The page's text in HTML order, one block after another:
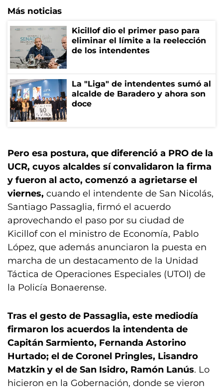
Más noticias
Kicillof dio el primer paso para
eliminar el límite a la reelección
de los intendentes
La "Liga" de intendentes sumó al
alcalde de Baradero y ahora son
doce
Pero esa postura, que diferenció a PRO de la
UCR, cuyos alcaldes sí convalidaron la firma
y fueron al acto, comenzó a agrietarse el
viernes, cuando el intendente de San Nicolás,
Santiago Passaglia, firmó el acuerdo
aprovechando el paso por su ciudad de
Kicillof con el ministro de Economía, Pablo
López, que además anunciaron la puesta en
marcha de un destacamento de la Unidad
Táctica de Operaciones Especiales (UTOI) de
la Policía Bonaerense.
Tras el gesto de Passaglia, este mediodía
firmaron los acuerdos la intendenta de
Capitán Sarmiento, Fernanda Astorino
Hurtado; el de Coronel Pringles, Lisandro
Matzkin y el de San Isidro, Ramón Lanús. Lo
hicieron en la Gobernación, donde se vieron